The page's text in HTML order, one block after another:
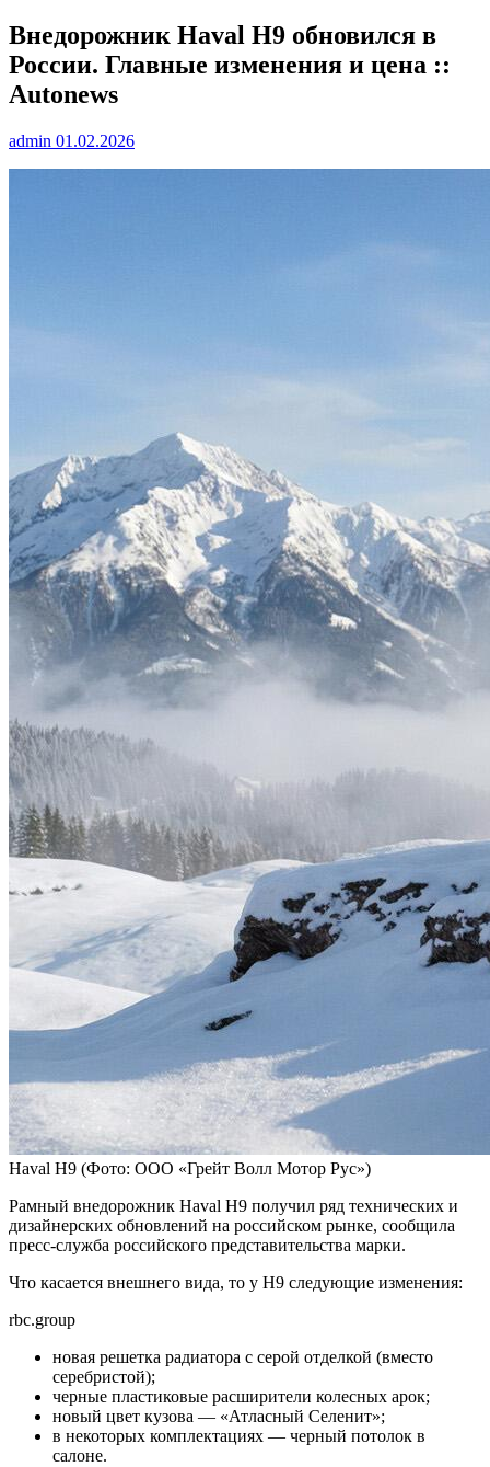
Внедорожник Haval H9 обновился в
России. Главные изменения и цена ::
Autonews
admin 01.02.2026
Haval H9 (Фото: ООО «Грейт Волл Мотор Рус»)
Рамный внедорожник Haval H9 получил ряд технических и
дизайнерских обновлений на российском рынке, сообщила
пресс-служба российского представительства марки.
Что касается внешнего вида, то у H9 следующие изменения:
rbc.group
новая решетка радиатора с серой отделкой (вместо
серебристой);
черные пластиковые расширители колесных арок;
новый цвет кузова — «Атласный Селенит»;
в некоторых комплектациях — черный потолок в
салоне.